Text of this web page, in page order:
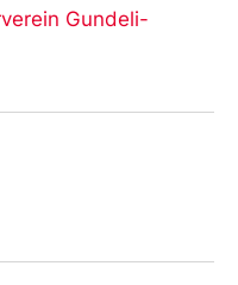
Gundeli-